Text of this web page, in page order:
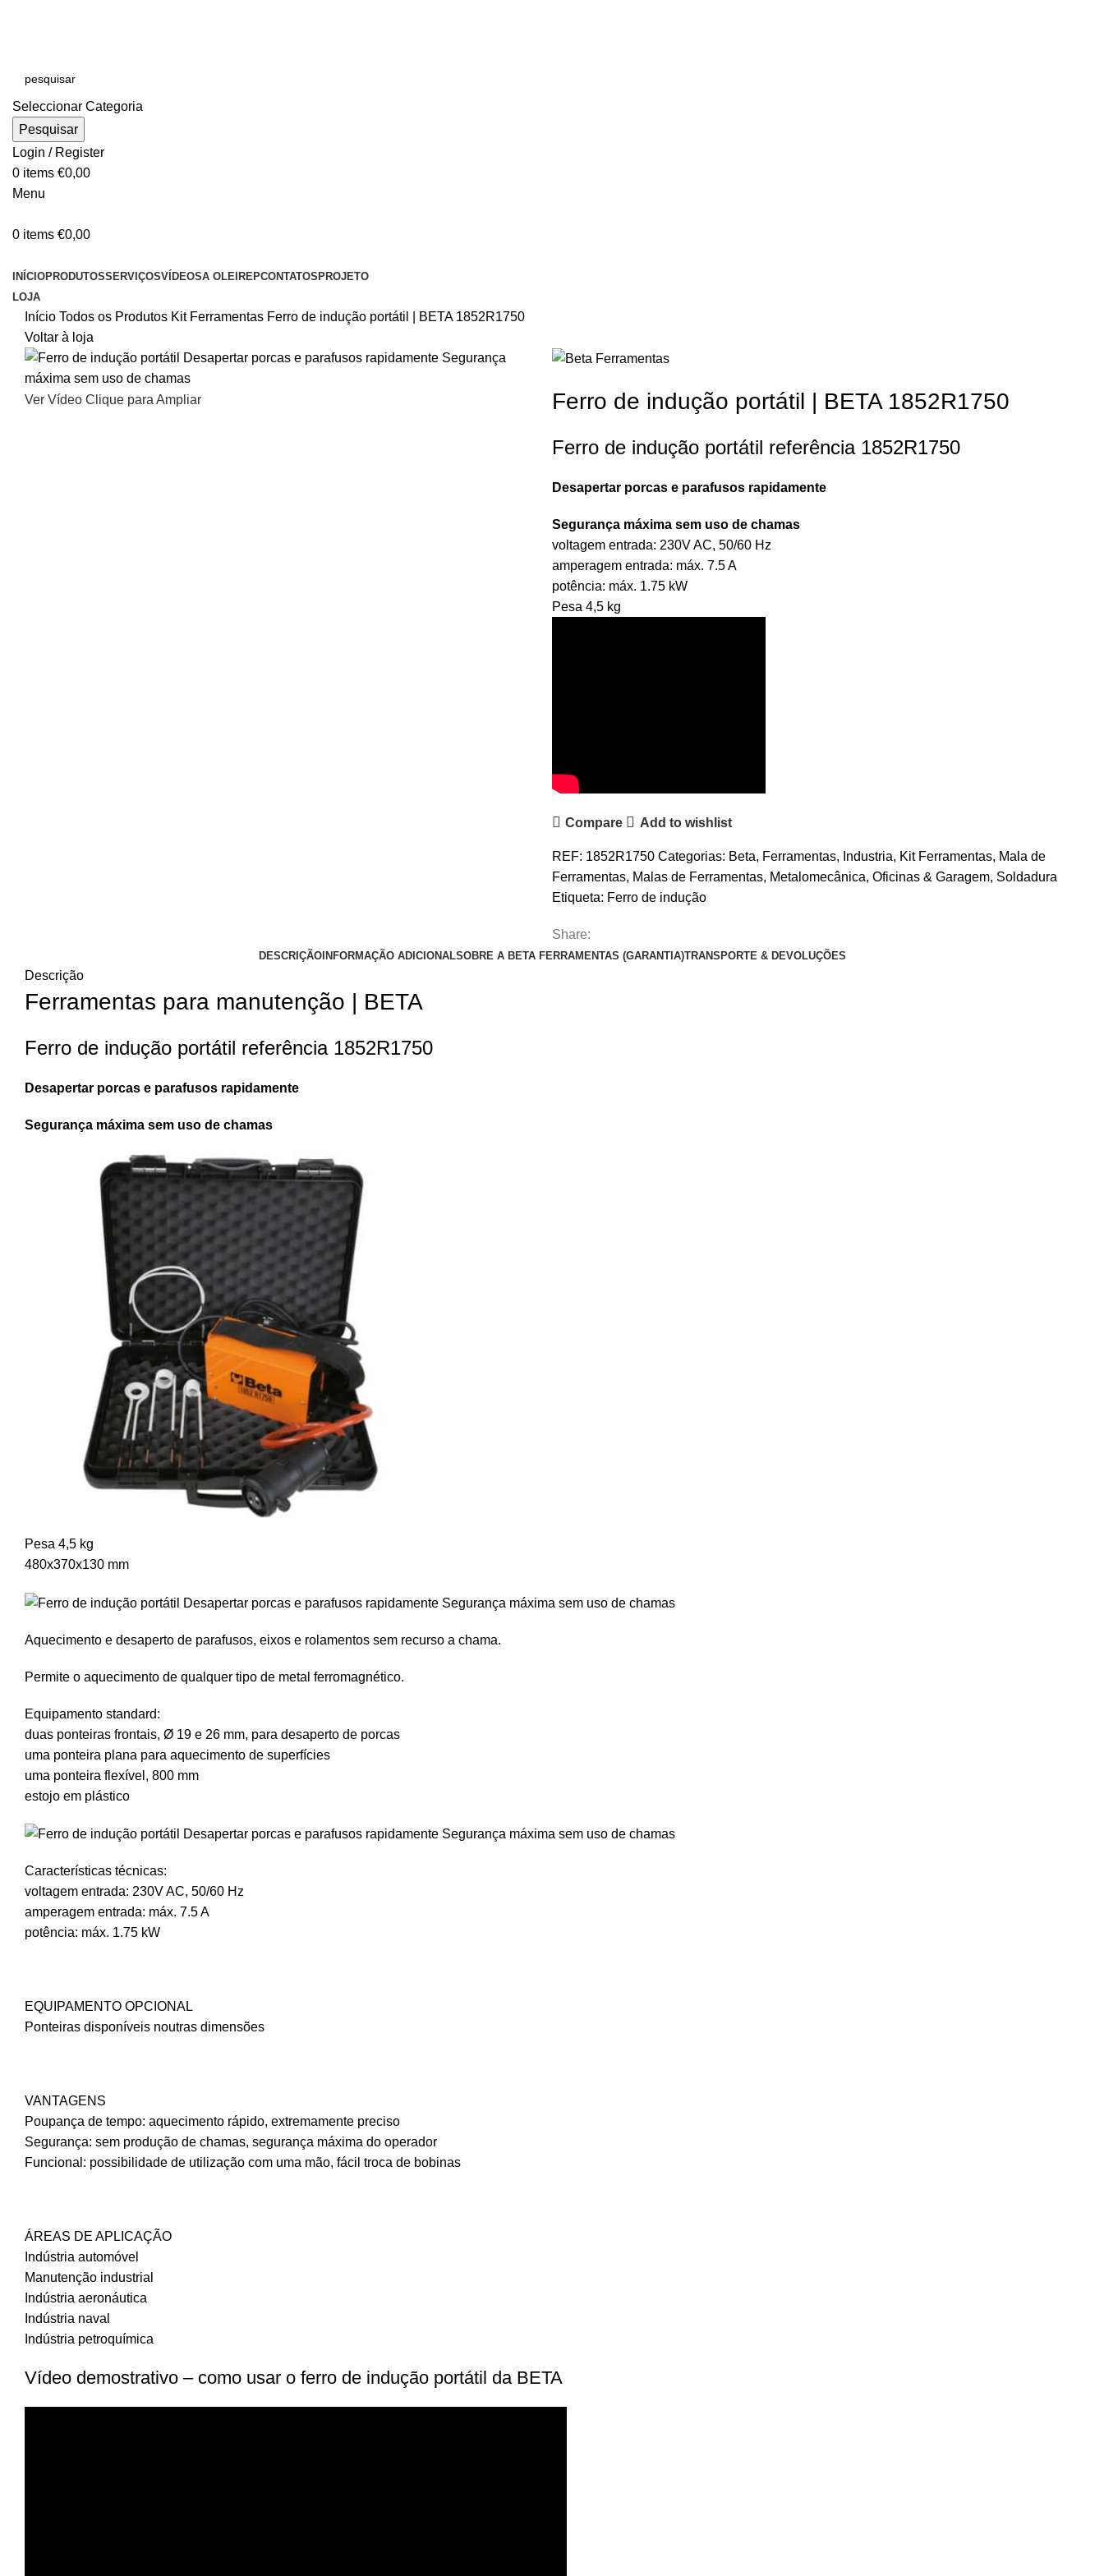
Seleccionar Categoria
Pesquisar
Login / Register
0 items €0,00
Menu
0 items €0,00
INÍCIOPRODUTOSSERVIÇOSVÍDEOSA OLEIREPCONTATOS PROJETO
LOJA
Início Todos os Produtos Kit Ferramentas Ferro de indução portátil | BETA 1852R1750
Voltar à loja
Ver Vídeo Clique para Ampliar Ferro de indução portátil | BETA 1852R1750
Ferro de indução portátil referência 1852R1750
Desapertar porcas e parafusos rapidamente
Segurança máxima sem uso de chamas
voltagem entrada: 230V AC, 50/60 Hz
amperagem entrada: máx. 7.5 A
potência: máx. 1.75 kW
Pesa 4,5 kg
Compare Add to wishlist
REF: 1852R1750 Categorias: Beta, Ferramentas, Industria, Kit Ferramentas, Mala de
Ferramentas, Malas de Ferramentas, Metalomecânica, Oficinas & Garagem, Soldadura
Etiqueta: Ferro de indução
Share:
DESCRIÇÃOINFORMAÇÃO ADICIONALSOBRE A BETA FERRAMENTAS (GARANTIA)TRANSPORTE & DEVOLUÇÕES
Descrição
Ferramentas para manutenção | BETA
Ferro de indução portátil referência 1852R1750
Desapertar porcas e parafusos rapidamente
Segurança máxima sem uso de chamas
Pesa 4,5 kg
480x370x130 mm
Aquecimento e desaperto de parafusos, eixos e rolamentos sem recurso a chama.
Permite o aquecimento de qualquer tipo de metal ferromagnético.
Equipamento standard:
duas ponteiras frontais, Ø 19 e 26 mm, para desaperto de porcas
uma ponteira plana para aquecimento de superfícies
uma ponteira flexível, 800 mm
estojo em plástico
Características técnicas:
voltagem entrada: 230V AC, 50/60 Hz
amperagem entrada: máx. 7.5 A
potência: máx. 1.75 kW
EQUIPAMENTO OPCIONAL
Ponteiras disponíveis noutras dimensões
VANTAGENS
Poupança de tempo: aquecimento rápido, extremamente preciso
Segurança: sem produção de chamas, segurança máxima do operador
Funcional: possibilidade de utilização com uma mão, fácil troca de bobinas
ÁREAS DE APLICAÇÃO
Indústria automóvel
Manutenção industrial
Indústria aeronáutica
Indústria naval
Indústria petroquímica
Vídeo demostrativo – como usar o ferro de indução portátil da BETA